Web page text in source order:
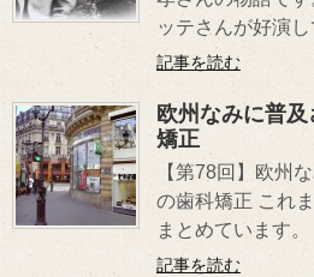
ッテさんが好演
記事を読む
欧州なみに普
矯正
【第78回】欧州
の歯科矯正 これ
まとめています
記事を読む